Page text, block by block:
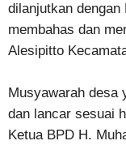
dilanjutkan
membahas dan
Alesipitto
Musyawarah desa
dan lancar sesuai
Ketua BPD H.